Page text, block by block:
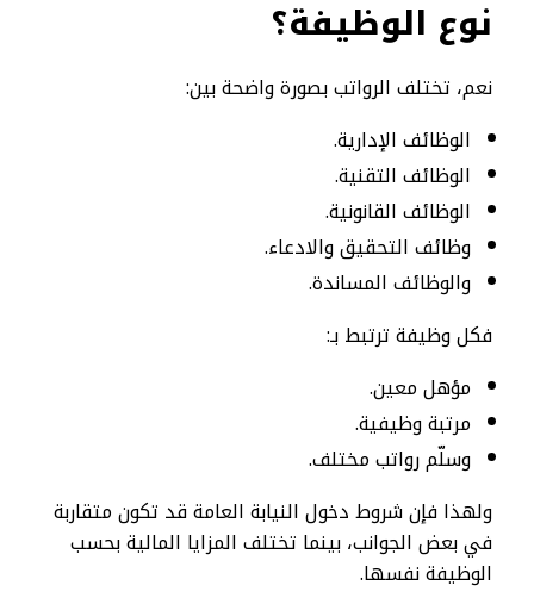
نوع الوظيفة؟
نعم، تختلف الرواتب بصورة واضحة بين:
الوظائف الإدارية.
الوظائف التقنية.
الوظائف القانونية.
وظائف التحقيق والادعاء.
والوظائف المساندة.
فكل وظيفة ترتبط بـ:
مؤهل معين.
مرتبة وظيفية.
وسلّم رواتب مختلف.
ولهذا فإن شروط دخول النيابة العامة قد تكون متقاربة
في بعض الجوانب، بينما تختلف المزايا المالية بحسب
الوظيفة نفسها.